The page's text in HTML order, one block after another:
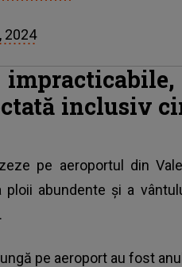
2024
inclusiv
pe aeroportul din
abundente şi a
pe aeroport au fost